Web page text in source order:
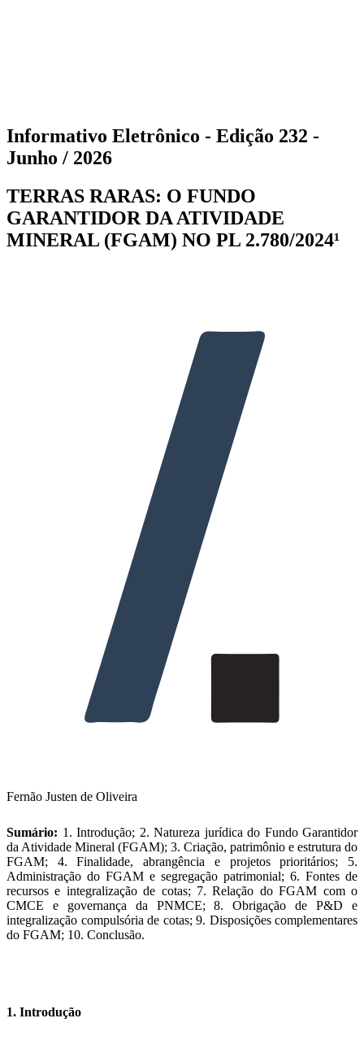
Informativo Eletrônico - Edição 232 -
Junho / 2026
TERRAS RARAS: O FUNDO
GARANTIDOR DA ATIVIDADE
MINERAL (FGAM) NO PL 2.780/2024¹
Fernão Justen de Oliveira
Sumário: 1. Introdução; 2. Natureza jurídica do Fundo Garantidor
da Atividade Mineral (FGAM); 3. Criação, patrimônio e estrutura do
FGAM; 4. Finalidade, abrangência e projetos prioritários; 5.
Administração do FGAM e segregação patrimonial; 6. Fontes de
recursos e integralização de cotas; 7. Relação do FGAM com o
CMCE e governança da PNMCE; 8. Obrigação de P&D e
integralização compulsória de cotas; 9. Disposições complementares
do FGAM; 10. Conclusão.
1. Introdução